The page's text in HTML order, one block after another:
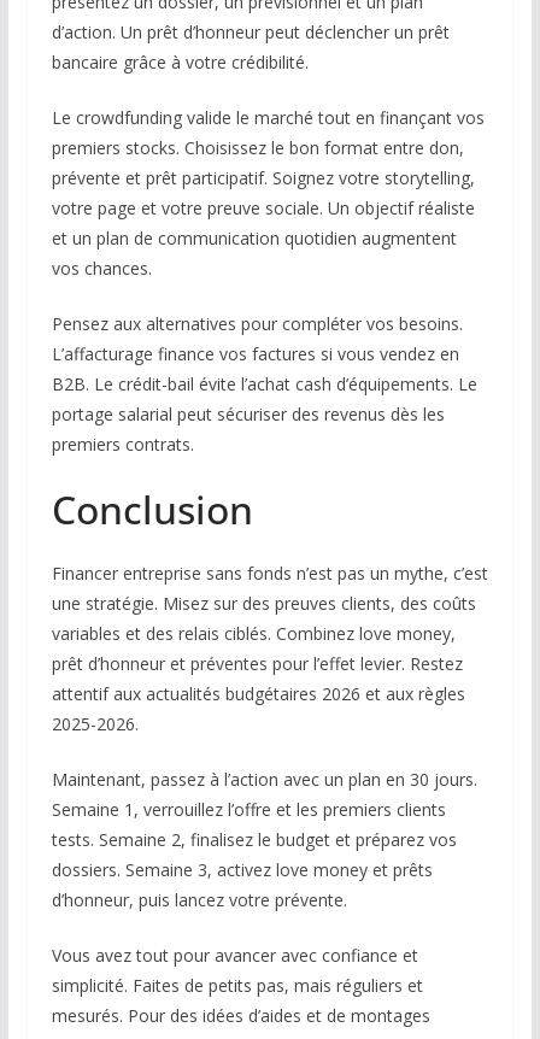
d’action. Un prêt d’honneur peut déclencher un prêt
bancaire grâce à votre crédibilité.
Le crowdfunding valide le marché tout en finançant vos
premiers stocks. Choisissez le bon format entre don,
prévente et prêt participatif. Soignez votre storytelling,
votre page et votre preuve sociale. Un objectif réaliste
et un plan de communication quotidien augmentent
vos chances.
Pensez aux alternatives pour compléter vos besoins.
L’affacturage finance vos factures si vous vendez en
B2B. Le crédit-bail évite l’achat cash d’équipements. Le
portage salarial peut sécuriser des revenus dès les
premiers contrats.
Conclusion
Financer entreprise sans fonds n’est pas un mythe, c’est
une stratégie. Misez sur des preuves clients, des coûts
variables et des relais ciblés. Combinez love money,
prêt d’honneur et préventes pour l’effet levier. Restez
attentif aux actualités budgétaires 2026 et aux règles
2025-2026.
Maintenant, passez à l’action avec un plan en 30 jours.
Semaine 1, verrouillez l’offre et les premiers clients
tests. Semaine 2, finalisez le budget et préparez vos
dossiers. Semaine 3, activez love money et prêts
d’honneur, puis lancez votre prévente.
Vous avez tout pour avancer avec confiance et
simplicité. Faites de petits pas, mais réguliers et
mesurés. Pour des idées d’aides et de montages